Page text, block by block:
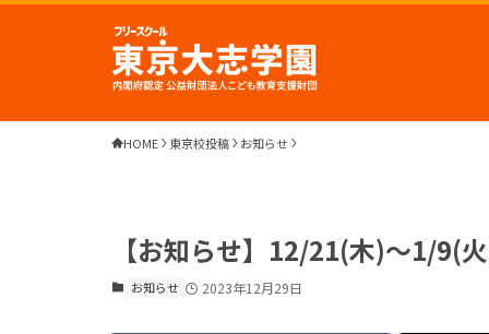
HOME 東京校投稿 お知らせ
【お知らせ】12/21(木)～1/9(
お知らせ 2023年12月29日